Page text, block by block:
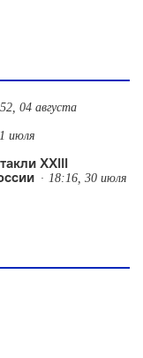
04 августа
июля
XXIII
18:16, 30 июля